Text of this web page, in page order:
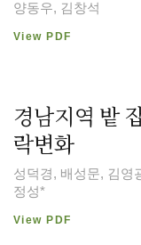
양동우, 김창석
View PDF
경남지역 밭
락변화
성덕경, 배성문, 김영
정성*
View PDF